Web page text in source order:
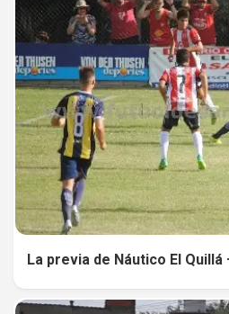
La previa de Náutico El